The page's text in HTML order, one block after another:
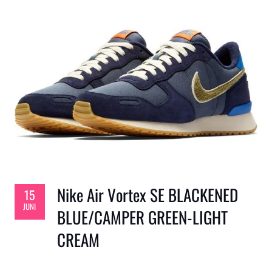
15
JUNI
Nike Air Vortex SE BLACKENED
BLUE/CAMPER GREEN-LIGHT
CREAM